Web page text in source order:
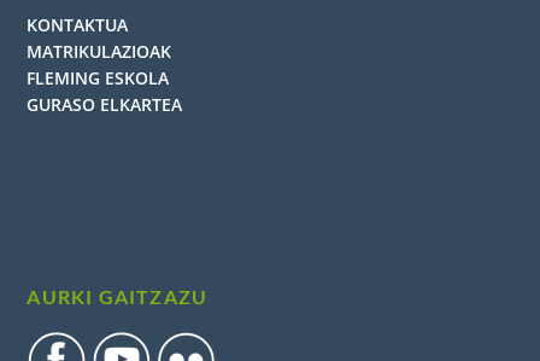
KONTAKTUA
MATRIKULAZIOAK
FLEMING ESKOLA
GURASO ELKARTEA
AURKI GAITZAZU